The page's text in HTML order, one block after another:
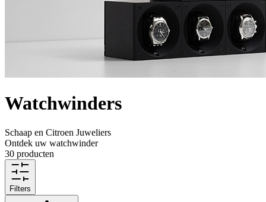
Watchwinders
Schaap en Citroen Juweliers
Ontdek uw watchwinder
30 producten
Filters